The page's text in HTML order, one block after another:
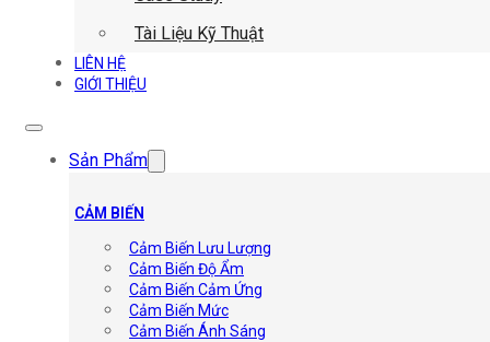
Tài Liệu Kỹ Thuật
LIÊN HỆ
GIỚI THIỆU
Sản Phẩm
CẢM BIẾN
Cảm Biến Lưu Lượng
Cảm Biến Độ Ẩm
Cảm Biến Cảm Ứng
Cảm Biến Mức
Cảm Biến Ánh Sáng